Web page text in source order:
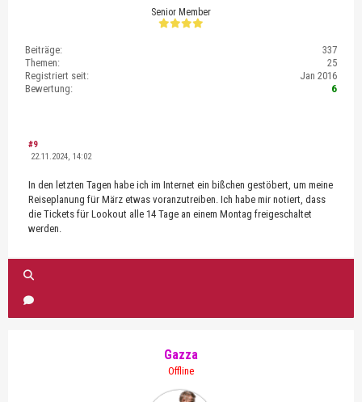
Senior Member
Beiträge:
337
Themen:
25
Registriert seit:
Jan 2016
Bewertung:
6
#9
22.11.2024, 14:02
In den letzten Tagen habe ich im Internet ein bißchen gestöbert, um meine
Reiseplanung für März etwas voranzutreiben. Ich habe mir notiert, dass
die Tickets für Lookout alle 14 Tage an einem Montag freigeschaltet
werden.
Gazza
Offline